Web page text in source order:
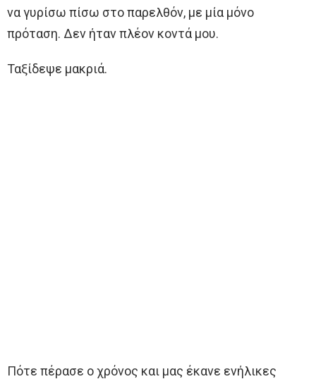
να γυρίσω πίσω στο παρελθόν, με μία μόνο
πρόταση. Δεν ήταν πλέον κοντά μου.
Ταξίδεψε μακριά.
Πότε πέρασε ο χρόνος και μας έκανε ενήλικες